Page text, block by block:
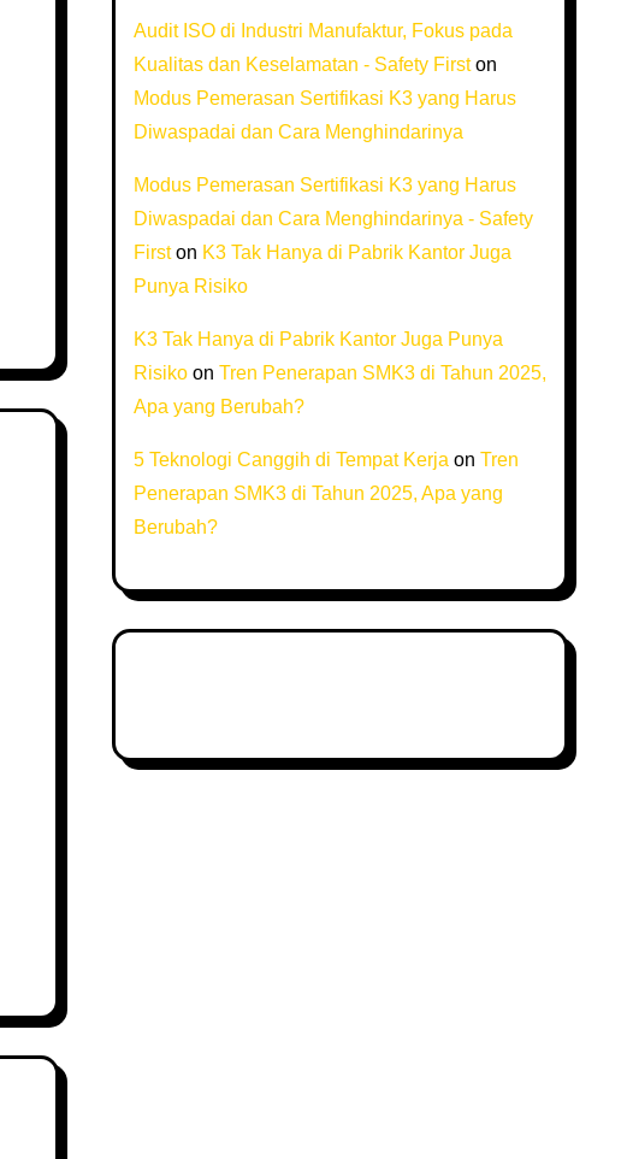
Audit ISO di Industri Manufaktur, Fokus pada
Kualitas dan Keselamatan - Safety Firston
Modus Pemerasan Sertifikasi K3 yang Harus
Diwaspadai dan Cara Menghindarinya
Modus Pemerasan Sertifikasi K3 yang Harus
Diwaspadai dan Cara Menghindarinya - Safety
Firston K3 Tak Hanya di Pabrik Kantor Juga
Punya Risiko
K3 Tak Hanya di Pabrik Kantor Juga Punya
Risikoon Tren Penerapan SMK3 di Tahun 2025,
Apa yang Berubah?
5 Teknologi Canggih di Tempat Kerja on Tren
Penerapan SMK3 di Tahun 2025, Apa yang
Berubah?